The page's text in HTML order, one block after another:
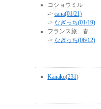
コショウミル
-> cana(01/21)
-> なぎっち(01/19)
フランス旅 春
-> なぎっち(06/12)
Kanako(231)